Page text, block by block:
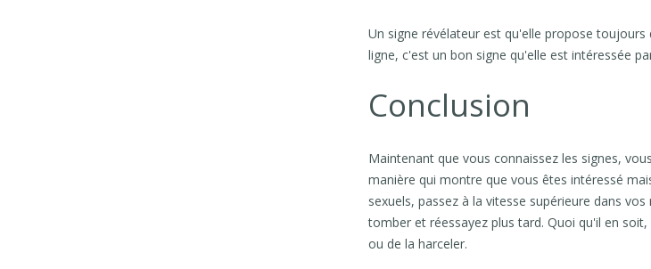
Un signe révélateur est qu'elle propose
ligne, c'est un bon signe qu'elle est intéressée
Conclusion
Maintenant que vous connaissez les signes,
manière qui montre que vous êtes intéressé
sexuels, passez à la vitesse supérieure dans
tomber et réessayez plus tard. Quoi qu'il en
ou de la harceler.